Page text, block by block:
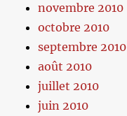
novembre 2010
octobre 2010
septembre 2010
août 2010
juillet 2010
juin 2010